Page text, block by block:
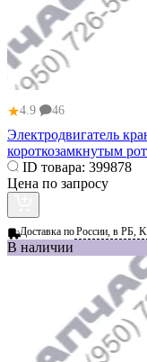
★4.9 46
Электродвигатель
короткозамкнутым
ID товара: 399878
Цена по запросу
Доставка поРоссии, в РБ,
В наличии